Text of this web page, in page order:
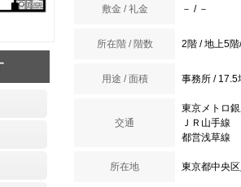
敷金 / 礼金 － / －
所在階 / 階数 2階 / 地上5
用途 / 面積 事務所 / 17.5
交通
東京メトロ
ＪＲ山手線
都営浅草線
所在地 東京都中央